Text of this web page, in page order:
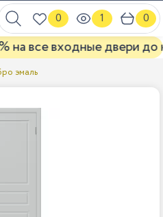
0 1 0
на все входные двери до
эмаль